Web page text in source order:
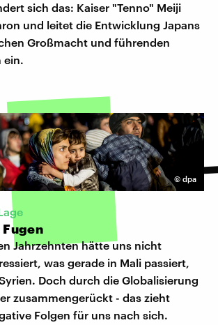
sich das: Kaiser "Tenno" Meiji
und leitet die Entwicklung Japans
Großmacht und führenden
ein.
© dpa
Fugen
Jahrzehnten hätte uns nicht
was gerade in Mali passiert,
Doch durch die Globalisierung
zusammengerückt - das zieht
Folgen für uns nach sich.